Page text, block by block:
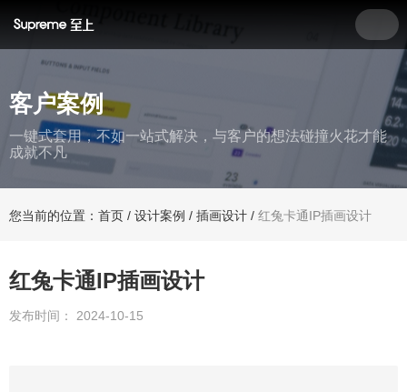
客户案例
一键式套用，不如一站式解决，与客户的想法碰撞火花才能
成就不凡
您当前的位置：首页 / 设计案例 / 插画设计 / 红兔卡通IP插画设计
红兔卡通IP插画设计
发布时间： 2024-10-15